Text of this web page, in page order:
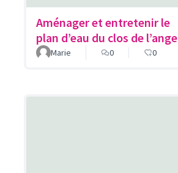
Aménager et entretenir le
plan d’eau du clos de l’ange
Marie
0 0